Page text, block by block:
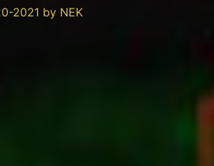
2021 by NEK